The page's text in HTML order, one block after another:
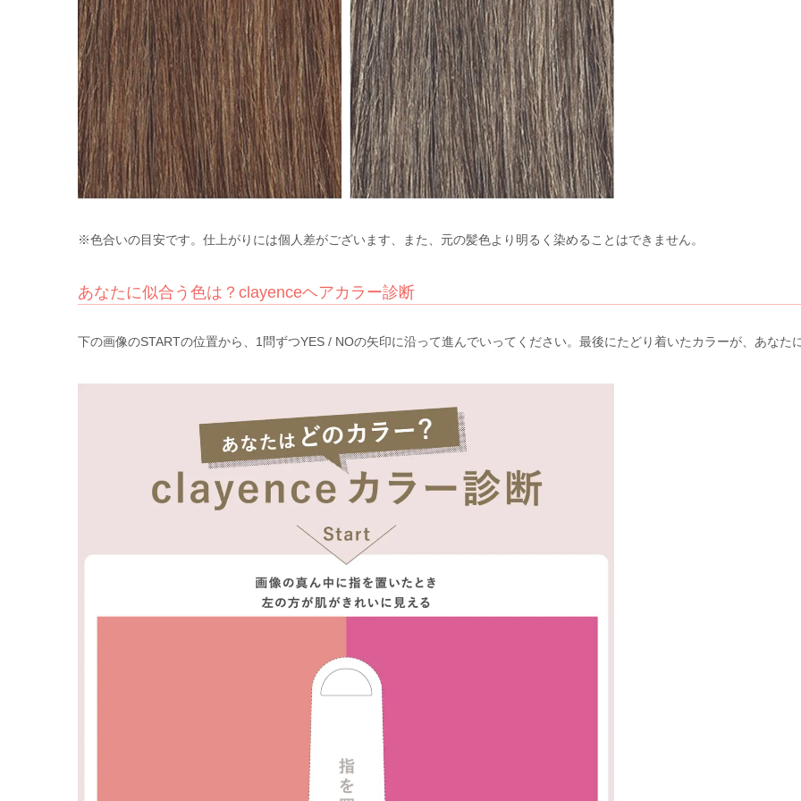
※色合いの目安です。仕上がりには個人差がございます、また、元の髪色より明るく染めることはできません。
あなたに似合う色は？clayenceヘアカラー診断
下の画像のSTARTの位置から、1問ずつYES / NOの矢印に沿って進んでいってください。最後にたどり着いたカラーが、あなた